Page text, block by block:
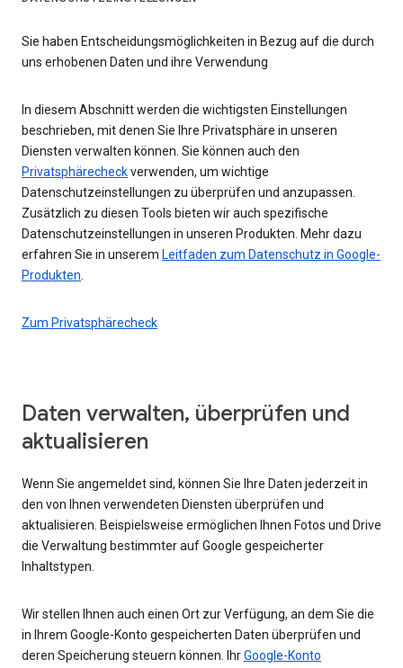
Sie haben Entscheidungsmöglichkeiten in Bezug auf die durch
uns erhobenen Daten und ihre Verwendung
In diesem Abschnitt werden die wichtigsten Einstellungen
beschrieben, mit denen Sie Ihre Privatsphäre in unseren
Diensten verwalten können. Sie können auch den
Privatsphärecheckverwenden, um wichtige
Datenschutzeinstellungen zu überprüfen und anzupassen.
Zusätzlich zu diesen Tools bieten wir auch spezifische
Datenschutzeinstellungen in unseren Produkten. Mehr dazu
erfahren Sie in unserem Leitfaden zum Datenschutz in Google-
Produkten
Zum Privatsphärecheck
Daten verwalten, überprüfen und
aktualisieren
Wenn Sie angemeldet sind, können Sie Ihre Daten jederzeit in
den von Ihnen verwendeten Diensten überprüfen und
aktualisieren. Beispielsweise ermöglichen Ihnen Fotos und Drive
die Verwaltung bestimmter auf Google gespeicherter
Inhaltstypen.
Wir stellen Ihnen auch einen Ort zur Verfügung, an dem Sie die
in Ihrem Google-Konto gespeicherten Daten überprüfen und
deren Speicherung steuern können. IhrGoogle-Konto